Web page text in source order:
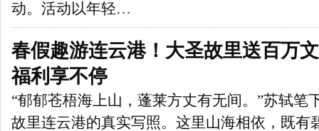
动。活动以年轻…
春假趣游连云港！大圣故里送百万
福利享不停
“郁郁苍梧海上山，蓬莱方丈有无间。”苏轼笔
故里连云港的真实写照。这里山海相依，既有